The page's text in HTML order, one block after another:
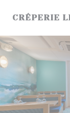
CRÊPERIE